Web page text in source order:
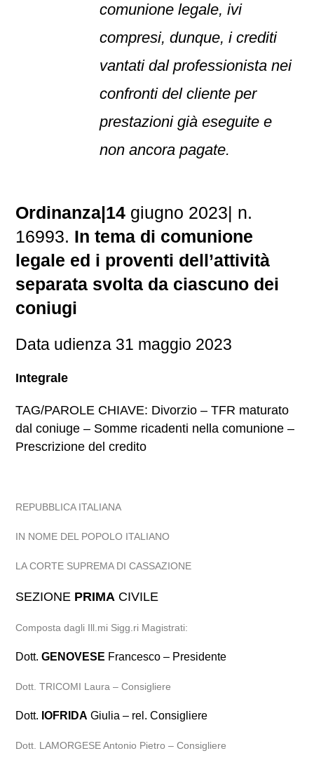
comunione legale, ivi
compresi, dunque, i crediti
vantati dal professionista nei
confronti del cliente per
prestazioni già eseguite e
non ancora pagate.
Ordinanza|14 giugno 2023| n.
16993. In tema di comunione
legale ed i proventi dell’attività
separata svolta da ciascuno dei
coniugi
Data udienza 31 maggio 2023
Integrale
TAG/PAROLE CHIAVE: Divorzio – TFR maturato
dal coniuge – Somme ricadenti nella comunione –
Prescrizione del credito
REPUBBLICA ITALIANA
IN NOME DEL POPOLO ITALIANO
LA CORTE SUPREMA DI CASSAZIONE
SEZIONE PRIMA CIVILE
Composta dagli Ill.mi Sigg.ri Magistrati:
Dott.GENOVESE Francesco – Presidente
Dott. TRICOMI Laura – Consigliere
Dott. IOFRIDA Giulia – rel. Consigliere
Dott. LAMORGESE Antonio Pietro – Consigliere